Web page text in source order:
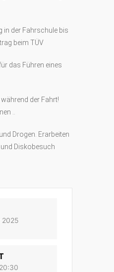
in der Fahrschule bis
beim TÜV
das Führen eines
der Fahrt!
..
Drogen. Erarbeiten
Diskobesuch
2025